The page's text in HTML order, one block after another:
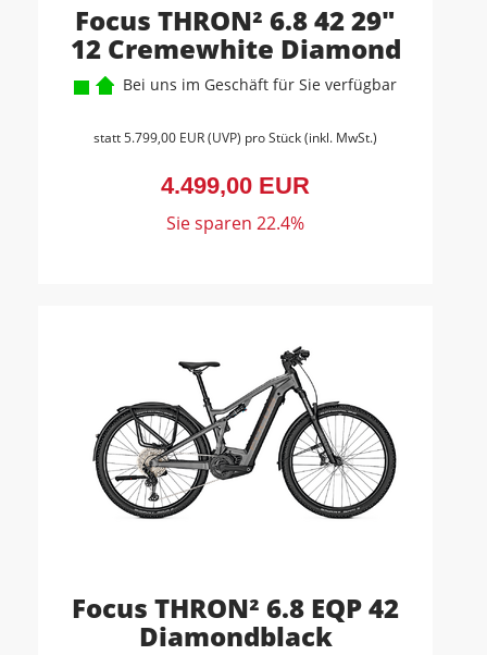
Focus THRON² 6.8 42 29"
12 Cremewhite Diamond
Bei uns im Geschäft für Sie verfügbar
statt5.799,00 EUR(UVP) pro Stück (inkl. MwSt.)
4.499,00 EUR
Sie sparen 22.4%
Focus THRON² 6.8 EQP 42
Diamondblack